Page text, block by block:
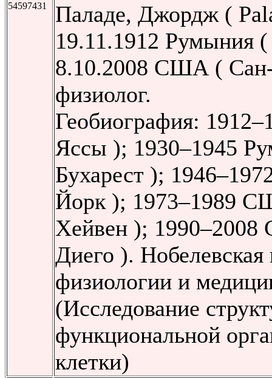
54597431
Паладе, Джордж (
19.11.1912
8.10.2008 США (
физиолог.
Геобиография:
Яссы ); 1930–1945
Бухарест );
Йорк ); 1973–1989
Хейвен );
Диего ).
физиологии и
(Исследование
функциональной
клетки)